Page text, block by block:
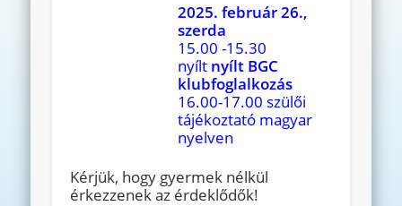
2025. február 26.,
szerda
15.00 -15.30
nyílt nyílt BGC
klubfoglalkozás
16.00-17.00 szülői
tájékoztató magyar
nyelven
Kérjük, hogy gyermek nélkül
érkezzenek az érdeklődők!